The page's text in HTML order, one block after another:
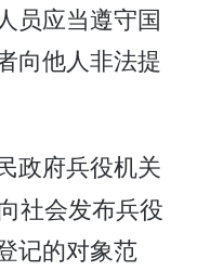
员应当遵守国
向他人非法提
政府兵役机关
社会发布兵役
记的对象范